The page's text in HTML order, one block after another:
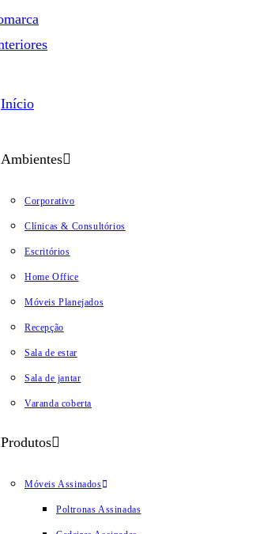
Início
Ambientes
Corporativo
Clínicas & Consultórios
Escritórios
Home Office
Móveis Planejados
Recepção
Sala de estar
Sala de jantar
Varanda coberta
Produtos
Móveis Assinados
Poltronas Assinadas